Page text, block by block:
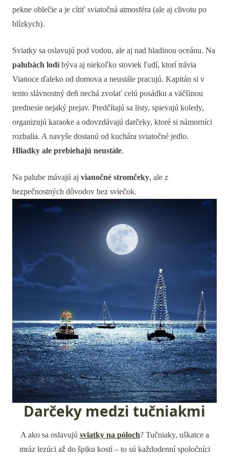
pekne oblečie a je cítiť sviatočná atmosféra (ale aj clivotu po
blízkych).
Sviatky sa oslavujú pod vodou, ale aj nad hladinou oceánu. Na
palubách lodíbýva aj niekoľko stoviek ľudí, ktorí trávia
Vianoce ďaleko od domova a neustále pracujú. Kapitán si v
tento slávnostný deň nechá zvolať celú posádku a väčšinou
prednesie nejaký prejav. Predčítajú sa listy, spievajú koledy,
organizujú karaoke a odovzdávajú darčeky, ktoré si námorníci
rozbalia. A navyše dostanú od kuchára sviatočné jedlo.
Hliadky ale prebiehajú neustále.
Na palube mávajú aj vianočné stromčeky, ale z
bezpečnostných dôvodov bez sviečok.
Darčeky medzi tučniakmi
A ako sa oslavujú sviatky na póloch? Tučniaky, uškatce a
mráz lezúci až do špiku kostí – to sú každodenní spoločníci